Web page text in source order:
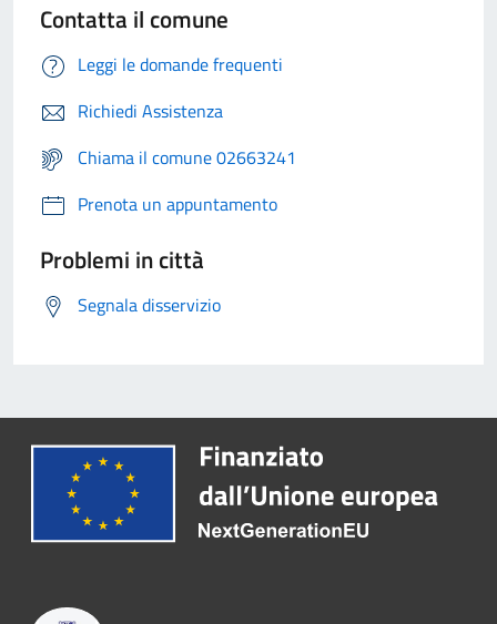
Contatta il comune
Leggi le domande frequenti
Richiedi Assistenza
Chiama il comune 02663241
Prenota un appuntamento
Problemi in città
Segnala disservizio